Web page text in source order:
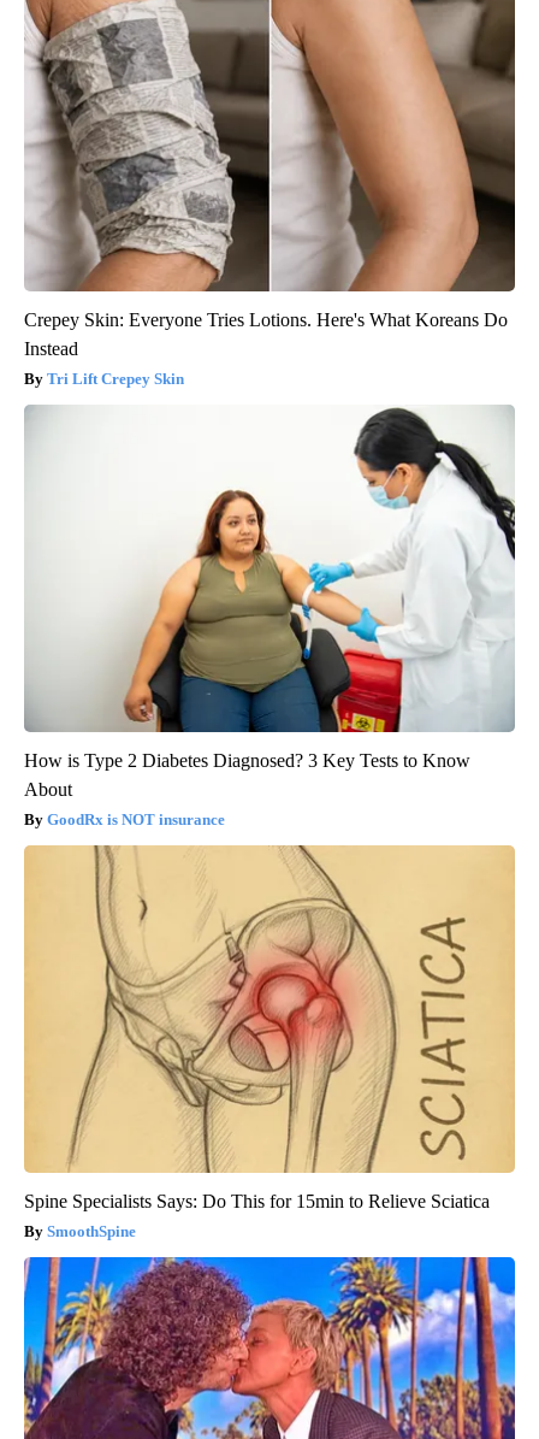
Crepey Skin: Everyone Tries Lotions. Here's What Koreans Do
Instead
Tri Lift Crepey Skin
How is Type 2 Diabetes Diagnosed? 3 Key Tests to Know
About
GoodRx is NOT insurance
Spine Specialists Says: Do This for 15min to Relieve Sciatica
SmoothSpine